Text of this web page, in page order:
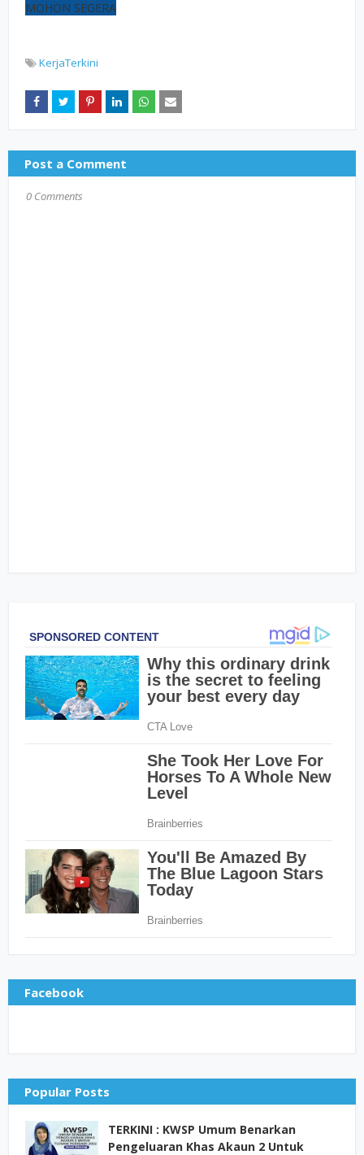
MOHON SEGERA
KerjaTerkini
Post a Comment
0 Comments
Facebook
Popular Posts
TERKINI : KWSP Umum Benarkan
Pengeluaran Khas Akaun 2 Untuk